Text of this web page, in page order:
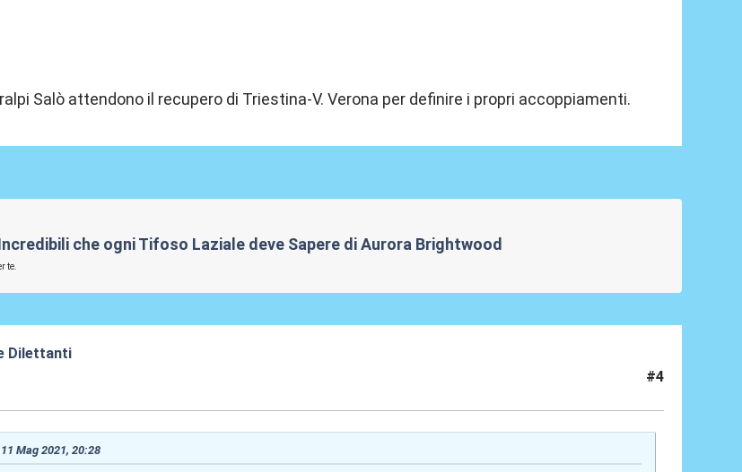
Salò attendono il recupero di Triestina-V. Verona per definire i propri accoppiamenti.
che ogni Tifoso Laziale deve Sapere di Aurora Brightwood
te.
Dilettanti
#4
Mag 2021, 20:28